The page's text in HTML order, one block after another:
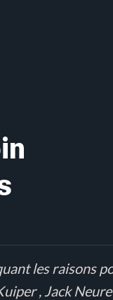
les raisons
, Jack